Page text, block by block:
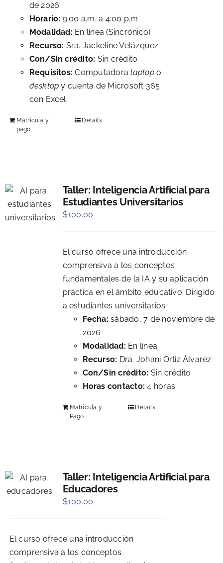
de 2026
Horario: 9:00 a.m. a 4:00 p.m.
Modalidad: En línea (Sincrónico)
Recurso: Sra. Jackeline Velázquez
Con/Sin crédito: Sin crédito
Requisitos: Computadoralaptopo
desktop y cuenta de Microsoft 365
con Excel.
Matrícula y
pago
Details
Taller: Inteligencia Artificial para
Estudiantes Universitarios
$100.00
El curso ofrece una introducción
comprensiva a los conceptos
fundamentales de la IA y su aplicación
práctica en el ámbito educativo. Dirigido
a estudiantes universitarios.
Fecha:sábado, 7 de noviembre de
2026
Modalidad: En línea
Recurso: Dra. Johani Ortiz Álvarez
Con/Sin crédito: Sin crédito
Horas contacto: 4 horas
Matrícula y
Pago
Details
Taller: Inteligencia Artificial para
Educadores
$100.00
El curso ofrece una introducción
comprensiva a los conceptos